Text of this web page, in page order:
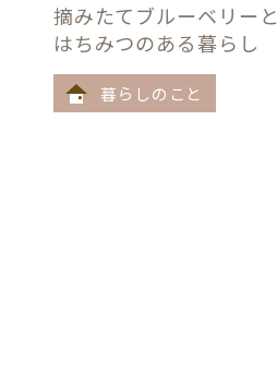
摘みたてブルーベリーと
はちみつのある暮らし
暮らしのこと